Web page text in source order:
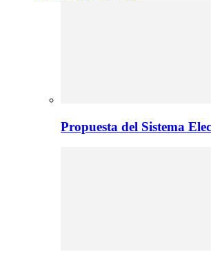
Propuesta del Sistema